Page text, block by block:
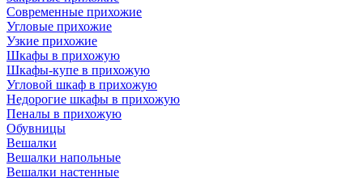
Современные прихожие
Угловые прихожие
Узкие прихожие
Шкафы в прихожую
Шкафы-купе в прихожую
Угловой шкаф в прихожую
Недорогие шкафы в прихожую
Пеналы в прихожую
Обувницы
Вешалки
Вешалки напольные
Вешалки настенные